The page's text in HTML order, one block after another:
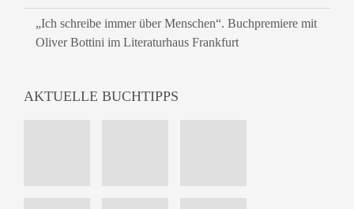
„Ich schreibe immer über Menschen“. Buchpremiere mit
Oliver Bottini im Literaturhaus Frankfurt
AKTUELLE BUCHTIPPS